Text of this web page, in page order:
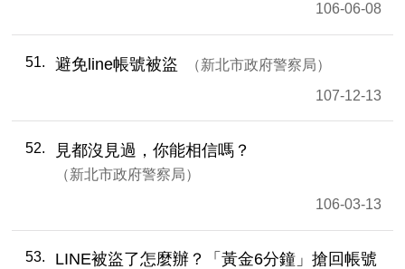
106-06-08
51 避免line帳號被盜
新北市政府警察局
107-12-13
52 見都沒見過，你能相信嗎？
新北市政府警察局
106-03-13
53
LINE被盜了怎麼辦？「黃金6分鐘」搶回帳號